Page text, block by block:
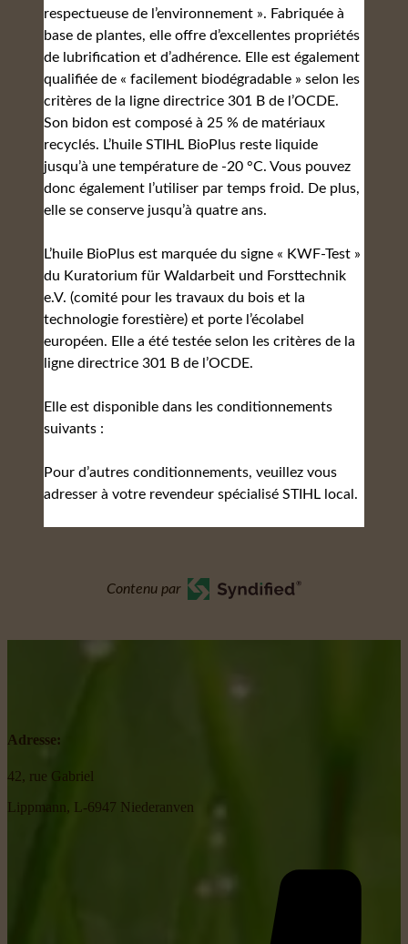
respectueuse de l’environnement ». Fabriquée à
base de plantes, elle offre d’excellentes propriétés
de lubrification et d’adhérence. Elle est également
qualifiée de « facilement biodégradable » selon les
critères de la ligne directrice 301 B de l’OCDE.
Son bidon est composé à 25 % de matériaux
recyclés. L’huile STIHL BioPlus reste liquide
jusqu’à une température de -20 °C. Vous pouvez
donc également l’utiliser par temps froid. De plus,
elle se conserve jusqu’à quatre ans.
L’huile BioPlus est marquée du signe « KWF-Test »
du Kuratorium für Waldarbeit und Forsttechnik
e.V. (comité pour les travaux du bois et la
technologie forestière) et porte l’écolabel
européen. Elle a été testée selon les critères de la
ligne directrice 301 B de l’OCDE.
Elle est disponible dans les conditionnements
suivants :
Pour d’autres conditionnements, veuillez vous
adresser à votre revendeur spécialisé STIHL local.
Contenu par
Adresse:
42, rue Gabriel
Lippmann, L-6947 Niederanven